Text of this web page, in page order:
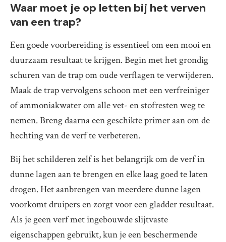
Waar moet je op letten bij het verven
van een trap?
Een goede voorbereiding is essentieel om een mooi en
duurzaam resultaat te krijgen. Begin met het grondig
schuren van de trap om oude verflagen te verwijderen.
Maak de trap vervolgens schoon met een verfreiniger
of ammoniakwater om alle vet- en stofresten weg te
nemen. Breng daarna een geschikte primer aan om de
hechting van de verf te verbeteren.
Bij het schilderen zelf is het belangrijk om de verf in
dunne lagen aan te brengen en elke laag goed te laten
drogen. Het aanbrengen van meerdere dunne lagen
voorkomt druipers en zorgt voor een gladder resultaat.
Als je geen verf met ingebouwde slijtvaste
eigenschappen gebruikt, kun je een beschermende